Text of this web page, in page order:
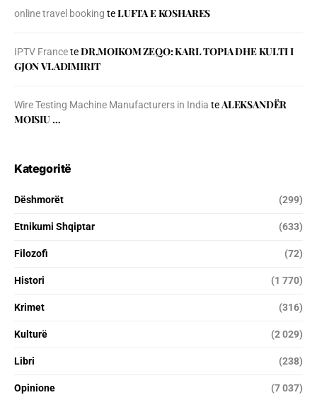
online travel booking teLUFTA E KOSHARES
IPTV FranceteDR.MOIKOM ZEQO: KARL TOPIA DHE KULTI I
GJON VLADIMIRIT
Wire Testing Machine Manufacturers in India teALEKSANDËR
MOISIU …
Kategoritë
Dëshmorët (299)
Etnikumi Shqiptar (633)
Filozofi (72)
Histori (1 770)
Krimet (316)
Kulturë (2 029)
Libri (238)
Opinione (7 037)